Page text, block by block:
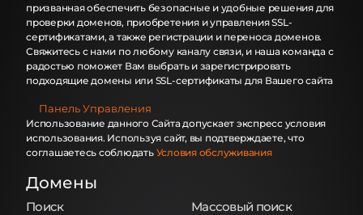
призванная обеспечить безопасные и удобные решения для
проверки доменов, приобретения и управления SSL-
сертификатами, а также регистрации и переноса доменов.
Свяжитесь с нами по любому каналу связи, и наша команда с
радостью поможет Вам выбрать и зарегистрировать
подходящие домены или SSL-сертификаты для Вашего сайта
Панель Управления
Использование данного Сайта допускает экспресс условия
использования. Используя сайт, вы подтверждаете, что
соглашаетесь соблюдать Условия обслуживания
Домены
Поиск Массовый поиск